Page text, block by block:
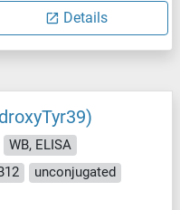
Details
WB, ELISA
unconjugated